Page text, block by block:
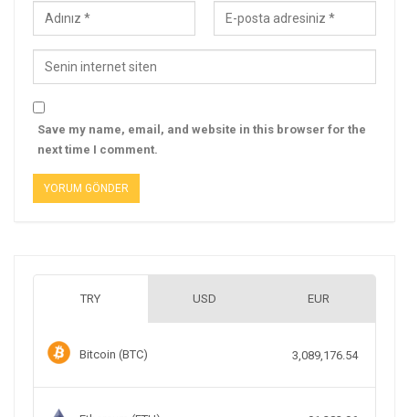
Save my name, email, and website in this browser for the
next time I comment.
TRY USD EUR
Bitcoin (BTC) 3,089,176.54